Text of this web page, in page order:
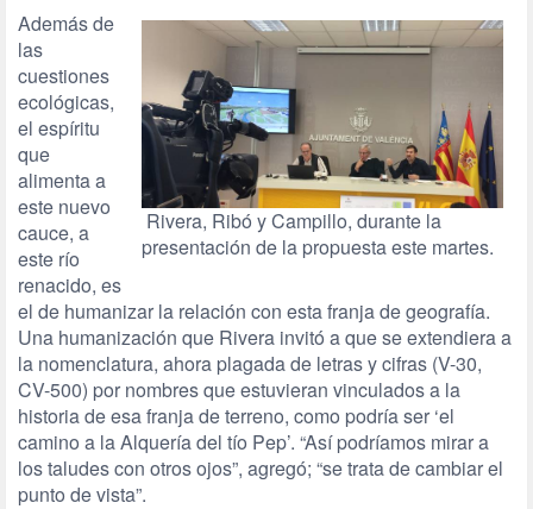
Rivera, Ribó y Campillo, durante la
presentación de la propuesta este martes.
Además de
las
cuestiones
ecológicas,
el espíritu
que
alimenta a
este nuevo
cauce, a
este río
renacido, es
el de humanizar la relación con esta franja de geografía.
Una humanización que Rivera invitó a que se extendiera a
la nomenclatura, ahora plagada de letras y cifras (V-30,
CV-500) por nombres que estuvieran vinculados a la
historia de esa franja de terreno, como podría ser ‘el
camino a la Alquería del tío Pep’. “Así podríamos mirar a
los taludes con otros ojos”, agregó; “se trata de cambiar el
punto de vista”.